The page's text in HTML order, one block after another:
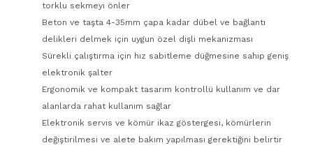
torklu sekmeyi önler
Beton ve taşta 4-35mm çapa kadar dübel ve bağlantı
delikleri delmek için uygun özel dişli mekanizması
Sürekli çalıştırma için hız sabitleme düğmesine sahip geniş
elektronik şalter
Ergonomik ve kompakt tasarım kontrollü kullanım ve dar
alanlarda rahat kullanım sağlar
Elektronik servis ve kömür ikaz göstergesi, kömürlerin
değiştirilmesi ve alete bakım yapılması gerektiğini belirtir